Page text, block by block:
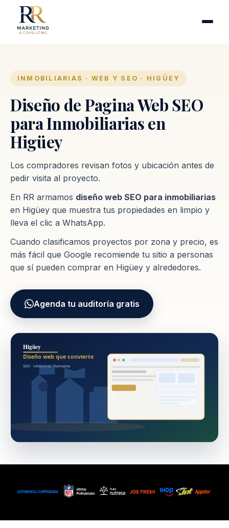
Industrias
Proceso
Contacto
INMOBILIARIAS · WEB Y SEO · HIGÜEY
Diseño de Pagina Web SEO
para Inmobiliarias en
Higüey
Los compradores revisan fotos y ubicación antes de
pedir visita al proyecto.
En RR armamos diseño web SEO para inmobiliarias
en Higüey que muestra tus propiedades en limpio y
lleva el clic a WhatsApp.
Cuando clasificamos proyectos por zona y precio, es
más fácil que Google recomiende tu sitio a personas
que sí pueden comprar en Higüey y alrededores.
Agenda tu auditoría gratis